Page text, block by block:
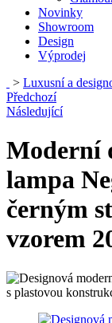
Novinky
Showroom
Design
Výprodej
> Luxusní a
Předchozí
Následující
Moderní
lampa
černým
vzorem